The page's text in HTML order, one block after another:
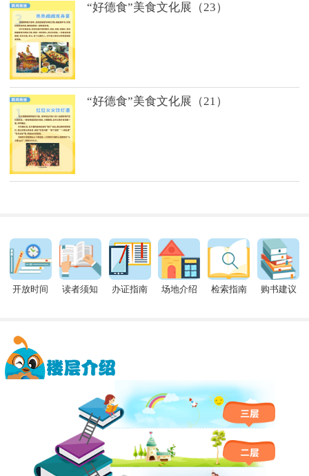
“好德食”美食文化展（23）
“好德食”美食文化展（21）
开放时间 读者须知 办证指南 场地介绍 检索指南 购书建议